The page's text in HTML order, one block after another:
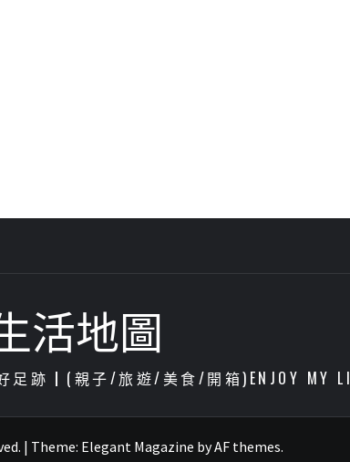
活地圖
足跡┃(親子/旅遊/美食/開箱)ENJOY MY
| Theme: Elegant Magazine byAF themes.